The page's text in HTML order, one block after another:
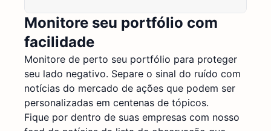
Monitore seu portfólio com
facilidade
Monitore de perto seu portfólio para proteger
seu lado negativo. Separe o sinal do ruído com
notícias do mercado de ações que podem ser
personalizadas em centenas de tópicos.
Fique por dentro de suas empresas com nosso